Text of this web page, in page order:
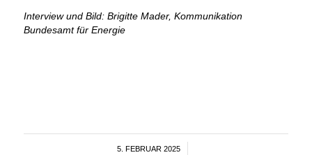
Interview und Bild: Brigitte Mader, Kommunikation
Bundesamt für Energie
5. FEBRUAR 2025
/